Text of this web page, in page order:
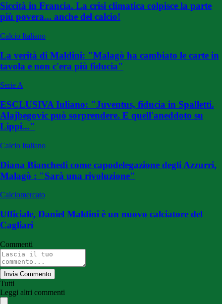
Siccità in Francia. La crisi climatica colpisce la parte
più povera... anche del calcio!
Calcio Italiano
La verità di Maldini: "Malagò ha cambiato le carte in
tavola e non c'era più fiducia"
Serie A
ESCLUSIVA Iuliano: "Juventus, fiducia in Spalletti.
Alajbegovic può sorprendere. E quell'aneddoto su
Lippi..."
Calcio Italiano
Diana Bianchedi come capodelegazione degli Azzurri,
Malagò : "Sarà una rivoluzione"
Calciomercato
Ufficiale, Daniel Maldini è un nuovo calciatore del
Cagliari
Commenti
Invia Commento
Tutti
Leggi altri commenti